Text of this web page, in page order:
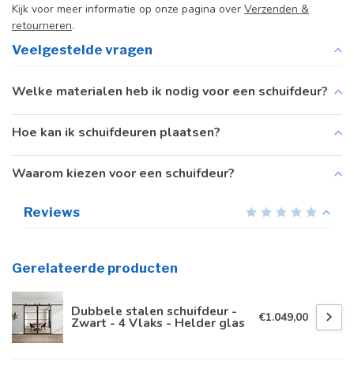
Kijk voor meer informatie op onze pagina over Verzenden &
retourneren.
Veelgestelde vragen
Welke materialen heb ik nodig voor een schuifdeur?
Hoe kan ik schuifdeuren plaatsen?
Waarom kiezen voor een schuifdeur?
Reviews
Gerelateerde producten
Dubbele stalen schuifdeur -
Zwart - 4 Vlaks - Helder glas €1.049,00